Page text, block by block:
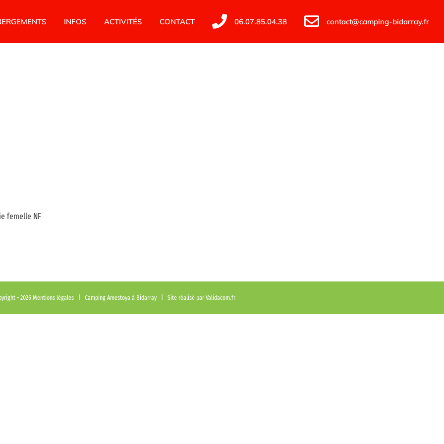
INFOS ACTIVITÉS CONTACT 06.07.85.04.38 contact@camping-bidarray.fr
femelle NF
-2026 Mentions légales | Camping Amestoya à Bidarray | Site réalisé par Validacom.fr